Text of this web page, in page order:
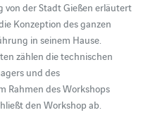
von der Stadt Gießen erläutert
Konzeption des ganzen
in seinem Hause.
zählen die technischen
und des
Rahmen des Workshops
den Workshop ab.